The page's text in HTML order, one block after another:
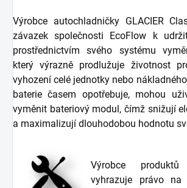
Výrobce autochladničky GLACIER
závazek společnosti EcoFlow k
prostřednictvím svého systému
který výrazně prodlužuje životnost
vyhození celé jednotky nebo
baterie časem opotřebuje, mohou
vyměnit bateriový modul, čímž snižují
a maximalizují dlouhodobou hodnotu
Výrobce
vyhrazuje právo na